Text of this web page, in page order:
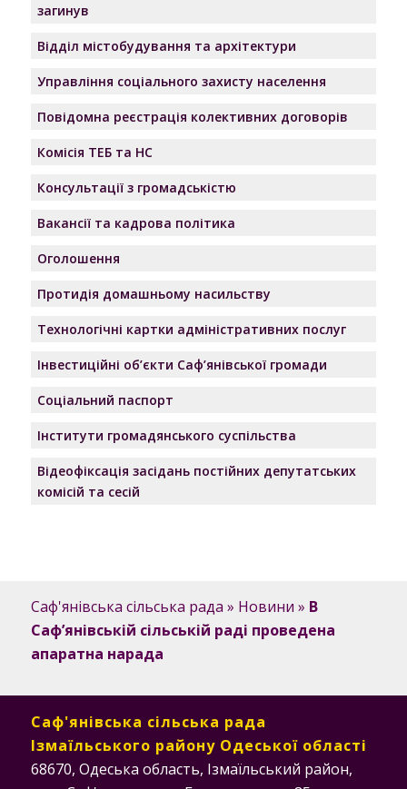
загинув
Відділ містобудування та архітектури
Управління соціального захисту населення
Повідомна реєстрація колективних договорів
Комісія ТЕБ та НС
Консультації з громадськістю
Вакансії та кадрова політика
Оголошення
Протидія домашньому насильству
Технологічні картки адміністративних послуг
Інвестиційні об’єкти Саф’янівської громади
Соціальний паспорт
Інститути громадянського суспільства
Відеофіксація засідань постійних депутатських
комісій та сесій
Саф'янівська сільська рада » Новини » В
Саф’янівській сільській раді проведена
апаратна нарада
Саф'янівська сільська рада
Ізмаїльського району Одеської області
68670, Одеська область, Ізмаїльський район,